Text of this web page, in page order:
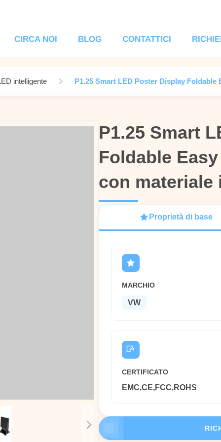
CIRCA NOI BLOG CONTATTICI
intelligente P1.25 Smart LED Poster Display
P1.25 Smart
Foldable
con
P1.25 Smart
Foldable
con
Proprietà di base
MARCHIO
VW
CERTIFICATO
EMC,CE,FCC,ROHS